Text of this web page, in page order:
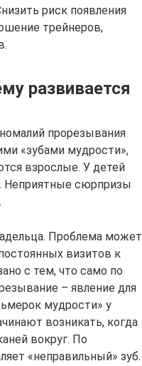
риск появления
трейнеров,
развивается
прорезывания
«зубами мудрости»,
взрослые. У детей
Неприятные сюрпризы
Проблема может
визитов к
с тем, что само по
– явление для
мудрости» у
возникать, когда
вокруг. По
«неправильный» зуб.